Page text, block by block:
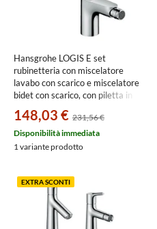
Hansgrohe LOGIS E set
rubinetteria con miscelatore
lavabo con scarico e miscelatore
bidet con scarico, con piletta in
SETLOGE001
148,03 € 231,56 €
Disponibilità immediata
1 variante prodotto
EXTRA SCONTI